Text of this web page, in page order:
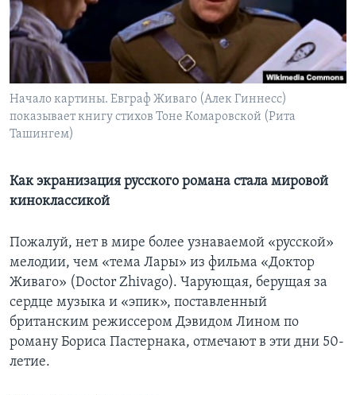
Learning English
СОЦИАЛЬНЫЕ СЕТИ
Начало картины. Евграф Живаго (Алек Гиннесс)
показывает книгу стихов Тоне Комаровской (Рита
Ташингем)
Как экранизация русского романа стала мировой
киноклассикой
Пожалуй, нет в мире более узнаваемой «русской»
мелодии, чем «тема Лары» из фильма «Доктор
Живаго» (Doctor Zhivago). Чарующая, берущая за
сердце музыка и «эпик», поставленный
британским режиссером Дэвидом Лином по
роману Бориса Пастернака, отмечают в эти дни 50-
летие.